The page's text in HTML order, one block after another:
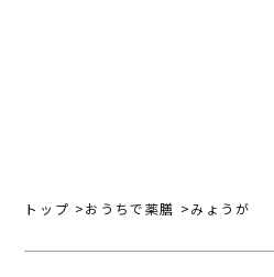
トップ おうちで薬膳 みょうが